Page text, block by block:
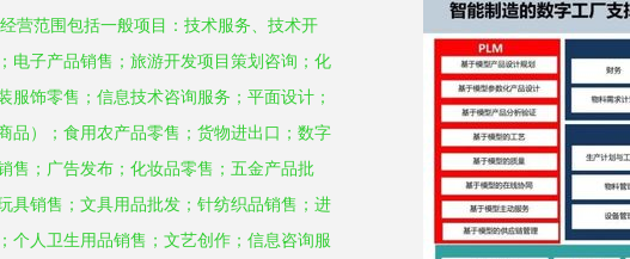
营范围包括一般项目：技术服务、技术开
电子产品销售；旅游开发项目策划咨询；化
饰零售；信息技术咨询服务；平面设计；
品）；食用农产品零售；货物进出口；数字
售；广告发布；化妆品零售；五金产品批
具销售；文具用品批发；针纺织品销售；进
个人卫生用品销售；文艺创作；信息咨询服